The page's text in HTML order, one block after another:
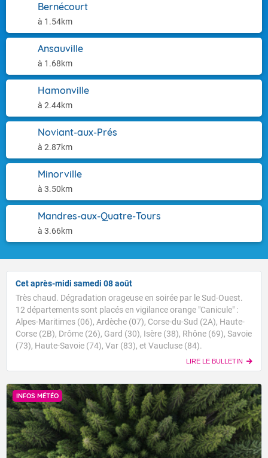
Bernécourt
à 1.54km
Ansauville
à 1.68km
Hamonville
à 2.44km
Noviant-aux-Prés
à 2.87km
Minorville
à 3.50km
Mandres-aux-Quatre-Tours
à 3.66km
Cet après-midi samedi 08 août
Très chaud. Dégradation orageuse en soirée par le Sud-Ouest.
12 départements sont placés en vigilance orange "Canicule" :
Alpes-Maritimes (06), Ardèche (07), Corse-du-Sud (2A), Haute-
Corse (2B), Drôme (26), Gard (30), Isère (38), Rhône (69), Savoie
(73), Haute-Savoie (74), Var (83), et Vaucluse (84).
LIRE LE BULLETIN
INFOS MÉTÉO